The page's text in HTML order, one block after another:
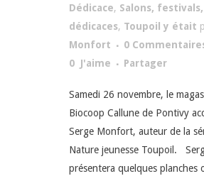
Dédicace, Salons, festivals,
dédicaces, Toupoil y était
Monfort
0
0 J'aime Partager
Samedi 26 novembre, le
Biocoop Callune de Pontivy
Serge Monfort, auteur de la
Nature jeunesse Toupoil.
présentera quelques planches